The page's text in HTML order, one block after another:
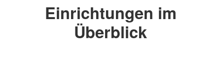
Einrichtungen im
Überblick